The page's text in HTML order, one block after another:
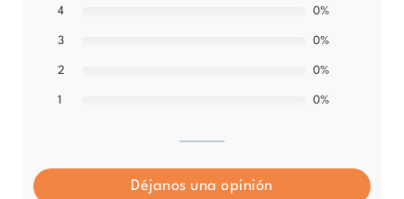
4 0%
3 0%
2 0%
1 0%
Déjanos una opinión